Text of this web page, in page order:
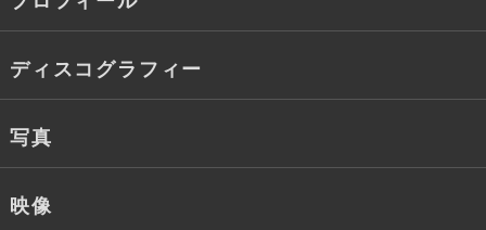
ディスコグラフィー
写真
映像